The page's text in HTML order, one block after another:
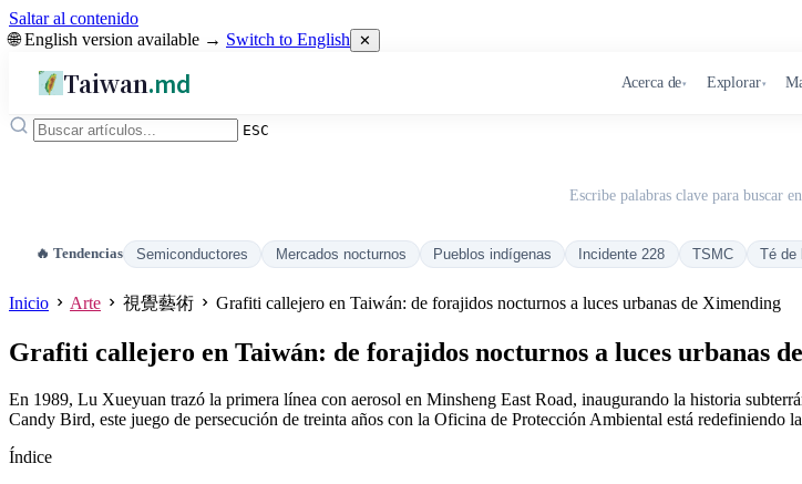
Saltar al contenido
🌐 English version available → Switch to English ✕
Taiwan.md Acerca de▾ Explorar▾
ESC
Escribe palabras clave para buscar
🔥 Tendencias Semiconductores Mercados nocturnos Pueblos indígenas Incidente 228 TSMC Té de
Inicio Arte 視覺藝術 Grafiti callejero en Taiwán: de forajidos nocturnos a luces urbanas de Ximending
Grafiti callejero en Taiwán: de forajidos nocturnos a luces urbanas
En 1989, Lu Xueyuan trazó la primera línea con aerosol en Minsheng East Road, inaugurando la historia
Candy Bird, este juego de persecución de treinta años con la Oficina de Protección Ambiental está redefiniendo
Índice